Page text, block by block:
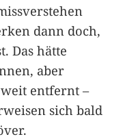
dann doch,
Das hätte
aber
entfernt –
sich bald